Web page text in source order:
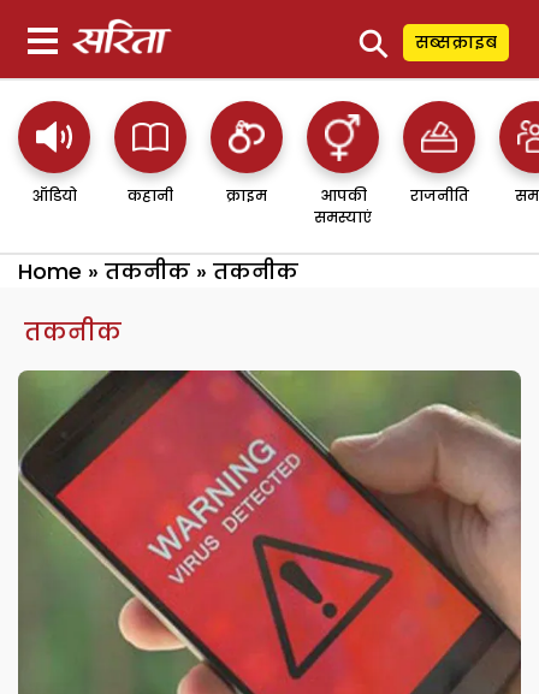
⚲ सब्सक्राइब
ऑडियो कहानी क्राइम
आपकी
समस्याएं
राजनीति
Home » तकनीक » तकनीक
तकनीक